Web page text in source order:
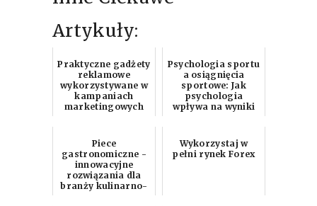
Artykuły:
Praktyczne gadżety
reklamowe
wykorzystywane w
kampaniach
marketingowych
Psychologia sportu
a osiągnięcia
sportowe: Jak
psychologia
wpływa na wyniki
Piece
gastronomiczne -
innowacyjne
rozwiązania dla
branży kulinarno-
Wykorzystaj w
pełni rynek Forex